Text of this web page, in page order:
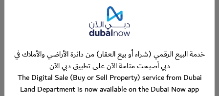
خدمة البيع الرقمي (شراء أو بيع العقار) من دائرة الأراضي والأملاك في
دبي أصبحت متاحة الآن على تطبيق دبي الآن
The Digital Sale (Buy or Sell Property) service from Dubai
Land Department is now available on the Dubai Now app